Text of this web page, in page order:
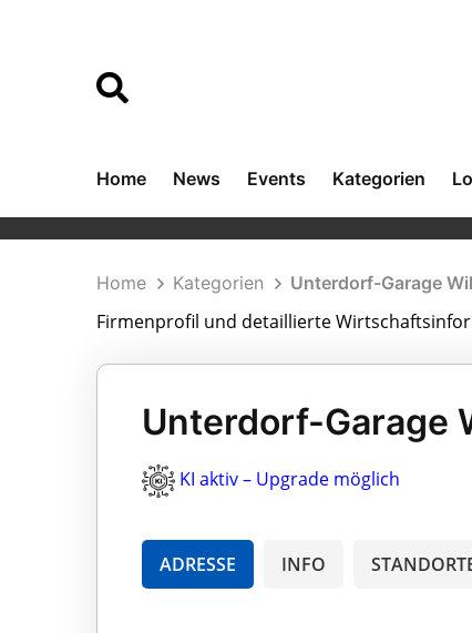
Home News Events Kategorien
Home Kategorien Unterdorf-Garage
Firmenprofil und detaillierte
Unterdorf-Garage
KI aktiv – Upgrade möglich
ADRESSE INFO